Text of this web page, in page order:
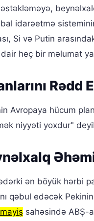
idarəetmə
Si və Putin
heç bir məlumat
Rədd
Avropaya hücum
niyyəti yoxdur"
ən böyük hərbi
qəbul edəcək
sahəsində ABŞ-